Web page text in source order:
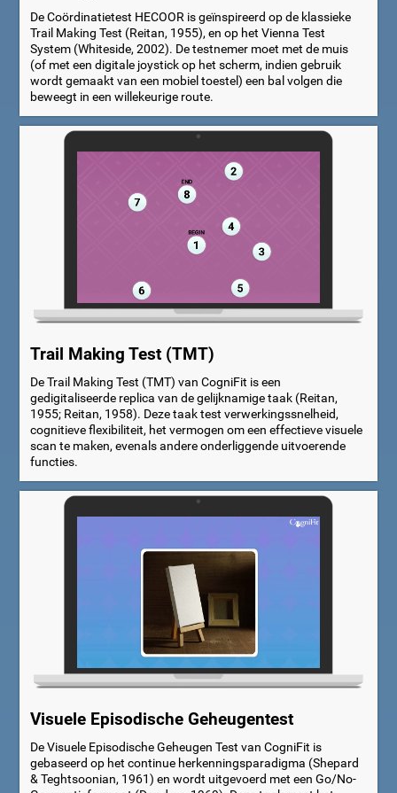
De Coördinatietest HECOOR is geïnspireerd op de klassieke
Trail Making Test (Reitan, 1955), en op het Vienna Test
System (Whiteside, 2002). De testnemer moet met de muis
(of met een digitale joystick op het scherm, indien gebruik
wordt gemaakt van een mobiel toestel) een bal volgen die
beweegt in een willekeurige route.
Trail Making Test (TMT)
De Trail Making Test (TMT) van CogniFit is een
gedigitaliseerde replica van de gelijknamige taak (Reitan,
1955; Reitan, 1958). Deze taak test verwerkingssnelheid,
cognitieve flexibiliteit, het vermogen om een effectieve visuele
scan te maken, evenals andere onderliggende uitvoerende
functies.
Visuele Episodische Geheugentest
De Visuele Episodische Geheugen Test van CogniFit is
gebaseerd op het continue herkenningsparadigma (Shepard
& Teghtsoonian, 1961) en wordt uitgevoerd met een Go/No-